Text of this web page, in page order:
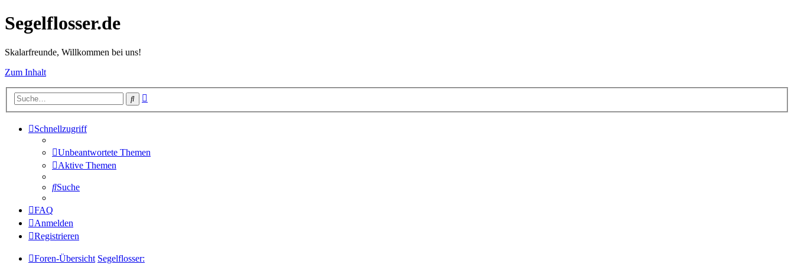
Segelflosser.de
Skalarfreunde, Willkommen bei uns!
Zum Inhalt
Suche
Schnellzugriff
Unbeantwortete Themen
Aktive Themen
Suche
FAQ
Anmelden
Registrieren
Foren-Übersicht Segelflosser: